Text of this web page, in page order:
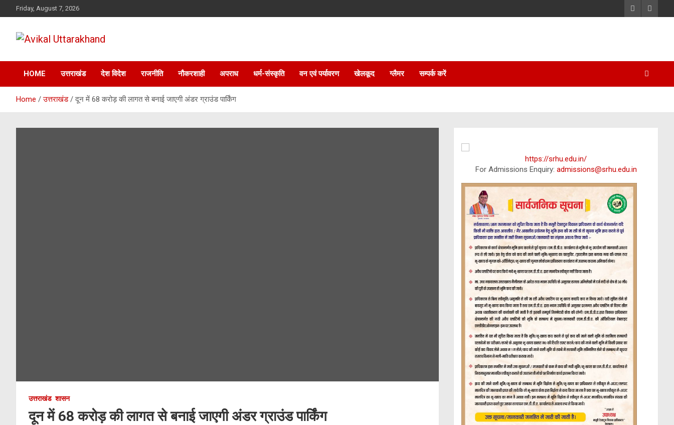
to
Friday, August 7, 2026
Avikal Uttarakhand
HOME उत्तराखंड देश विदेश राजनीति नौकरशाही अपराध धर्म-संस्कृति वन एवं पर्यावरण खेलकूद ग्लैमर सम्पर्क करें
Home उत्तराखंड दून में 68 करोड़ की लागत से बनाई जाएगी अंडर ग्राउंड पार्किंग
उत्तराखंड शासन
दून में 68 करोड़ की लागत से बनाई जाएगी अंडर ग्राउंड पार्किंग
https://srhu.edu.in/
For Admissions Enquiry: admissions@srhu.edu.in